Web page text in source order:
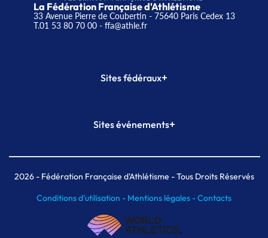
La Fédération Française d'Athlétisme
33 Avenue Pierre de Coubertin - 75640 Paris Cedex 13
T.01 53 80 70 00- ffa@athle.fr
Sites fédéraux+
Plateforme Formation
Sites événements+
Meeting de Paris indoor
MAIF Ekiden de Paris
2026- Fédération Française d'Athlétisme - Tous Droits Réservés
Conditions d'utilisation - Mentions légales -Contacts